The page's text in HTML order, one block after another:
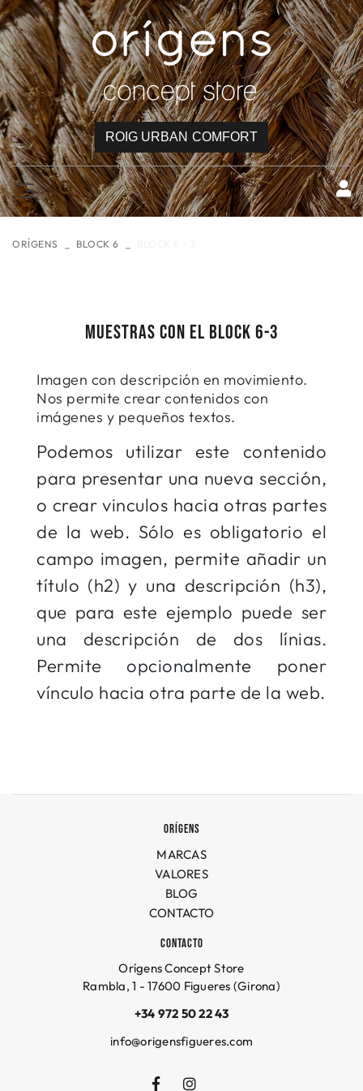
ROIG URBAN COMFORT
ORÍGENS BLOCK 6
MUESTRAS CON EL BLOCK 6-3
Imagen con descripción en movimiento.
Nos permite crear contenidos con
imágenes y pequeños textos.
Podemos utilizar este contenido
para presentar una nueva sección,
o crear vinculos hacia otras partes
de la web. Sólo es obligatorio el
campo imagen, permite añadir un
título (h2) y una descripción (h3),
que para este ejemplo puede ser
una descripción de dos línias.
Permite opcionalmente poner
vínculo hacia otra parte de la web.
Block6 - 3 - Item 1
ORÍGENS
MARCAS
VALORES
BLOG
CONTACTO
CONTACTO
Orígens Concept Store
Rambla, 1 - 17600 Figueres (Girona)
+34 972 50 22 43
info@origensfigueres.com